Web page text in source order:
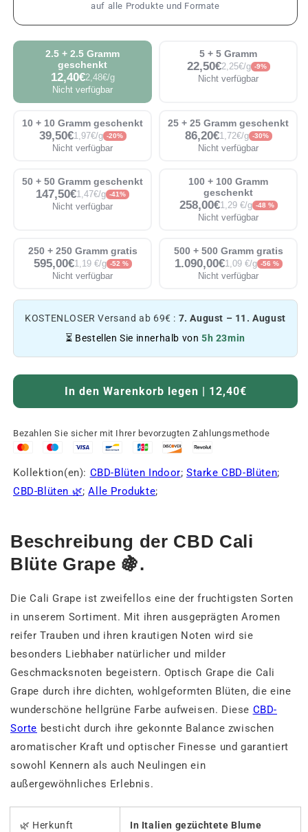
auf alle Produkte und Formate
2.5 + 2.5 Gramm
geschenkt
12,40€2,48€/g
Nicht verfügbar
5 + 5 Gramm
22,50€2,25€/g -9%
Nicht verfügbar
10 + 10 Gramm geschenkt
39,50€1,97€/g -20%
Nicht verfügbar
25 + 25 Gramm geschenkt
86,20€1,72€/g -30%
Nicht verfügbar
50 + 50 Gramm geschenkt
147,50€1,47€/g -41%
Nicht verfügbar
100 + 100 Gramm
geschenkt
258,00€1,29 €/g -48 %
Nicht verfügbar
250 + 250 Gramm gratis
595,00€1,19 €/g -52 %
Nicht verfügbar
500 + 500 Gramm gratis
1.090,00€1,09 €/g -56 %
Nicht verfügbar
KOSTENLOSER Versand ab 69€ : 7. August – 11. August
⏳ Bestellen Sie innerhalb von5h 23min
In den Warenkorb legen | 12,40€
Bezahlen Sie sicher mit Ihrer bevorzugten Zahlungsmethode
Kollektion(en): CBD-Blüten Indoor;Starke CBD-Blüten;
CBD-Blüten 🌿;Alle Produkte;
Beschreibung der CBD Cali
Blüte Grape 🍇.
Die Cali Grape ist zweifellos eine der fruchtigsten Sorten
in unserem Sortiment. Mit ihren ausgeprägten Aromen
reifer Trauben und ihren krautigen Noten wird sie
besonders Liebhaber natürlicher und milder
Geschmacksnoten begeistern. Optisch Grape die Cali
Grape durch ihre dichten, wohlgeformten Blüten, die eine
wunderschöne hellgrüne Farbe aufweisen. Diese CBD-
Sorte besticht durch ihre gekonnte Balance zwischen
aromatischer Kraft und optischer Finesse und garantiert
sowohl Kennern als auch Neulingen ein
außergewöhnliches Erlebnis.
🌿 Herkunft In Italien gezüchtete Blume